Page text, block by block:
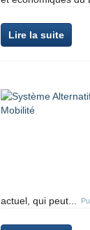
Lire la suite
actuel, qui peut...